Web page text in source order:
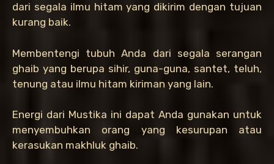
dari segala ilmu hitam yang dikirim dengan tujuan
kurang baik.
Membentengi tubuh Anda dari segala serangan
ghaib yang berupa sihir, guna-guna, santet, teluh,
tenung atau ilmu hitam kiriman yang lain.
Energi dari Mustika ini dapat Anda gunakan untuk
menyembuhkan orang yang kesurupan atau
kerasukan makhluk ghaib.